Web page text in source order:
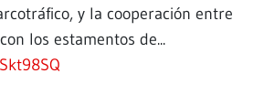
y la cooperación entre
los estamentos de...